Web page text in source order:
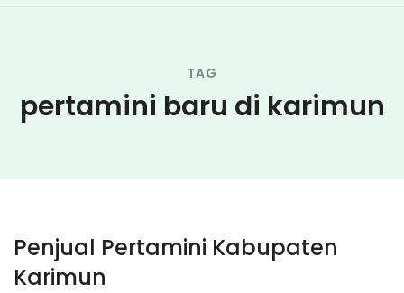
TAG
pertamini baru di karimun
Penjual Pertamini Kabupaten
Karimun